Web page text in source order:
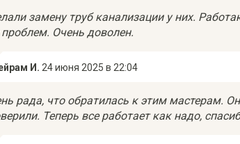
замену труб канализации у них.
проблем. Очень доволен.
И. 24 июня 2025 в 22:04
рада, что обратилась к этим мастерам.
Теперь все работает как надо,